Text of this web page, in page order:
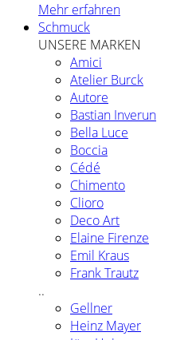
Mehr erfahren
Schmuck
UNSERE MARKEN
Amici
Atelier Burck
Autore
Bastian Inverun
Bella Luce
Boccia
Cédé
Chimento
Clioro
Deco Art
Elaine Firenze
Emil Kraus
Frank Trautz
..
Gellner
Heinz Mayer